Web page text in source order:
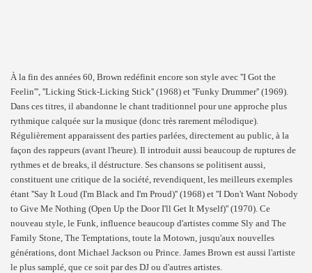
À la fin des années 60, Brown redéfinit encore son style avec ''I Got the
Feelin''', ''Licking Stick-Licking Stick'' (1968) et ''Funky Drummer'' (1969).
Dans ces titres, il abandonne le chant traditionnel pour une approche plus
rythmique calquée sur la musique (donc très rarement mélodique).
Régulièrement apparaissent des parties parlées, directement au public, à la
façon des rappeurs (avant l'heure). Il introduit aussi beaucoup de ruptures de
rythmes et de breaks, il déstructure. Ses chansons se politisent aussi,
constituent une critique de la société, revendiquent, les meilleurs exemples
étant ''Say It Loud (I'm Black and I'm Proud)'' (1968) et ''I Don't Want Nobody
to Give Me Nothing (Open Up the Door I'll Get It Myself)'' (1970). Ce
nouveau style, le Funk, influence beaucoup d'artistes comme Sly and The
Family Stone, The Temptations, toute la Motown, jusqu'aux nouvelles
générations, dont Michael Jackson ou Prince. James Brown est aussi l'artiste
le plus samplé, que ce soit par des DJ ou d'autres artistes.